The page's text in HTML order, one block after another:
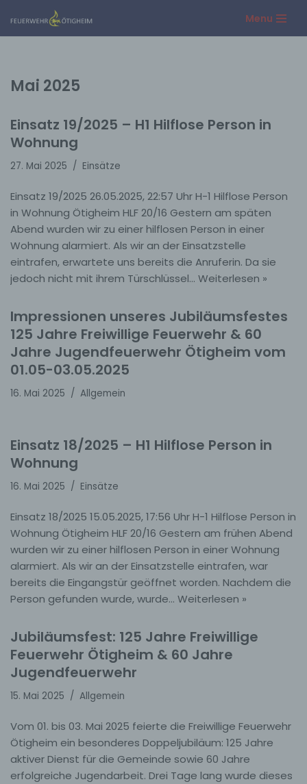
Zum
Menu
Mai 2025
Einsatz 19/2025 – H1 Hilflose Person in
Wohnung
27. Mai 2025 Einsätze
Einsatz 19/2025 26.05.2025, 22:57 Uhr H-1 Hilflose Person
in Wohnung Ötigheim HLF 20/16 Gestern am späten
Abend wurden wir zu einer hilflosen Person in einer
Wohnung alarmiert. Als wir an der Einsatzstelle
eintrafen, erwartete uns bereits die Anruferin. Da sie
jedoch nicht mit ihrem Türschlüssel… Weiterlesen »
Impressionen unseres Jubiläumsfestes
125 Jahre Freiwillige Feuerwehr & 60
Jahre Jugendfeuerwehr Ötigheim vom
01.05-03.05.2025
16. Mai 2025 Allgemein
Einsatz 18/2025 – H1 Hilflose Person in
Wohnung
16. Mai 2025 Einsätze
Einsatz 18/2025 15.05.2025, 17:56 Uhr H-1 Hilflose Person in
Wohnung Ötigheim HLF 20/16 Gestern am frühen Abend
wurden wir zu einer hilflosen Person in einer Wohnung
alarmiert. Als wir an der Einsatzstelle eintrafen, war
bereits die Eingangstür geöffnet worden. Nachdem die
Person gefunden wurde, wurde… Weiterlesen »
Jubiläumsfest: 125 Jahre Freiwillige
Feuerwehr Ötigheim & 60 Jahre
Jugendfeuerwehr
15. Mai 2025 Allgemein
Vom 01. bis 03. Mai 2025 feierte die Freiwillige Feuerwehr
Ötigheim ein besonderes Doppeljubiläum: 125 Jahre
aktiver Dienst für die Gemeinde sowie 60 Jahre
erfolgreiche Jugendarbeit. Drei Tage lang wurde dieses